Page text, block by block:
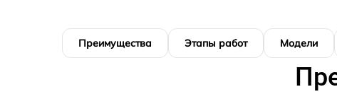
Преимущества Этапы работ Модели